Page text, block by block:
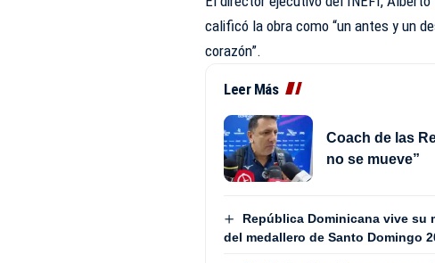
calificó la obra como “un antes y un
corazón”.
Leer Más
Coach de las
no se mueve”
República Dominicana vive
del medallero de Santo Domingo